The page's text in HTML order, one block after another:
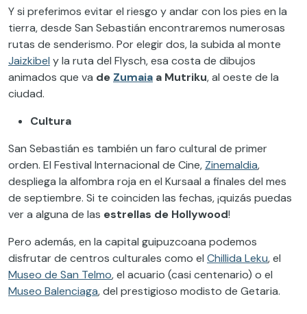
Y si preferimos evitar el riesgo y andar con los pies en la
tierra, desde San Sebastián encontraremos numerosas
rutas de senderismo. Por elegir dos, la subida al monte
Jaizkibel y la ruta del Flysch, esa costa de dibujos
animados que va de Zumaia a Mutriku, al oeste de la
ciudad.
Cultura
San Sebastián es también un faro cultural de primer
orden. El Festival Internacional de Cine, Zinemaldia,
despliega la alfombra roja en el Kursaal a finales del mes
de septiembre. Si te coinciden las fechas, ¡quizás puedas
ver a alguna de las estrellas de Hollywood!
Pero además, en la capital guipuzcoana podemos
disfrutar de centros culturales como el Chillida Leku, el
Museo de San Telmo, el acuario (casi centenario) o el
Museo Balenciaga, del prestigioso modisto de Getaria.